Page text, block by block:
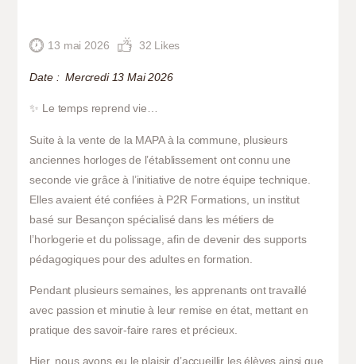
13 mai 2026 32 Likes
Date : Mercredi 13 Mai 2026
✨ Le temps reprend vie…
Suite à la vente de la MAPA à la commune, plusieurs
anciennes horloges de l’établissement ont connu une
seconde vie grâce à l’initiative de notre équipe technique.
Elles avaient été confiées à P2R Formations , un institut
basé sur Besançon spécialisé dans les métiers de
l’horlogerie et du polissage, afin de devenir des supports
pédagogiques pour des adultes en formation.
Pendant plusieurs semaines, les apprenants ont travaillé
avec passion et minutie à leur remise en état, mettant en
pratique des savoir-faire rares et précieux.
Hier, nous avons eu le plaisir d’accueillir les élèves ainsi que